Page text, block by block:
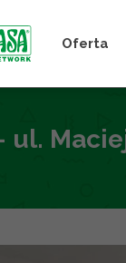
Oferta
ul.